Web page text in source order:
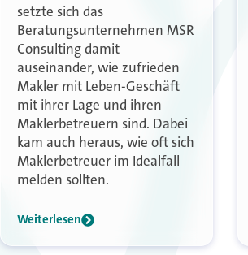
setzte sich das
Beratungsunternehmen MSR
Consulting damit
auseinander, wie zufrieden
Makler mit Leben-Geschäft
mit ihrer Lage und ihren
Maklerbetreuern sind. Dabei
kam auch heraus, wie oft sich
Maklerbetreuer im Idealfall
melden sollten.
Weiterlesen